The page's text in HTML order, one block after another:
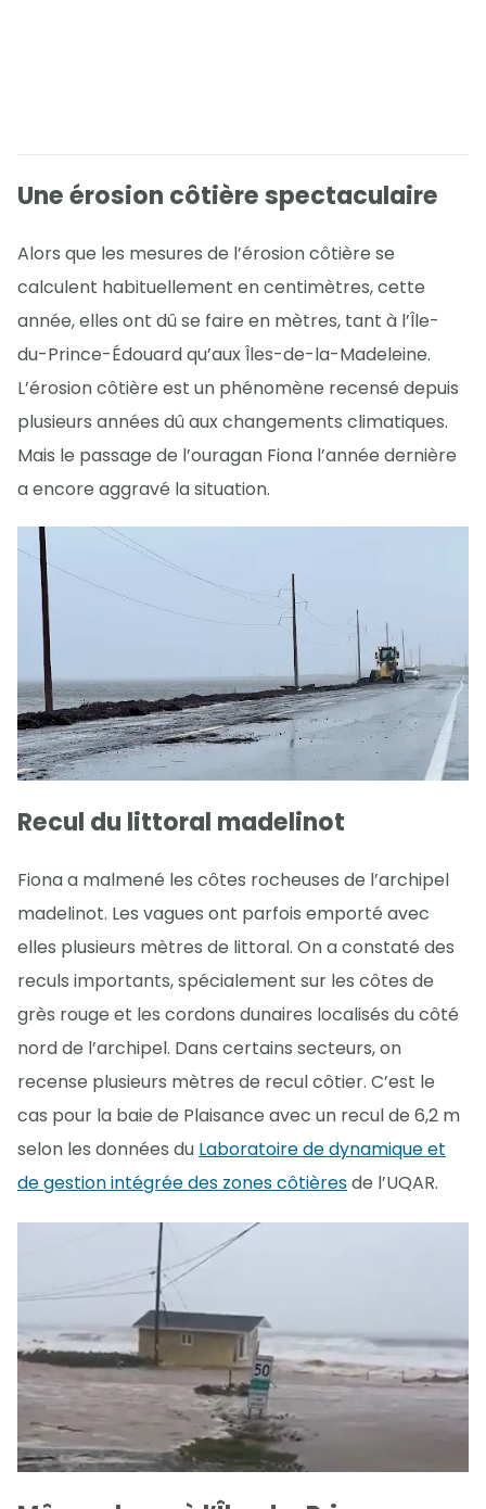
Une érosion côtière spectaculaire
Alors que les mesures de l’érosion côtière se
calculent habituellement en centimètres, cette
année, elles ont dû se faire en mètres, tant à l’Île-
du-Prince-Édouard qu’aux Îles-de-la-Madeleine.
L’érosion côtière est un phénomène recensé depuis
plusieurs années dû aux changements climatiques.
Mais le passage de l’ouragan Fiona l’année dernière
a encore aggravé la situation.
Recul du littoral madelinot
Fiona a malmené les côtes rocheuses de l’archipel
madelinot. Les vagues ont parfois emporté avec
elles plusieurs mètres de littoral. On a constaté des
reculs importants, spécialement sur les côtes de
grès rouge et les cordons dunaires localisés du côté
nord de l’archipel. Dans certains secteurs, on
recense plusieurs mètres de recul côtier. C’est le
cas pour la baie de Plaisance avec un recul de 6,2 m
selon les données du Laboratoire de dynamique et
de gestion intégrée des zones côtièresde l’UQAR.